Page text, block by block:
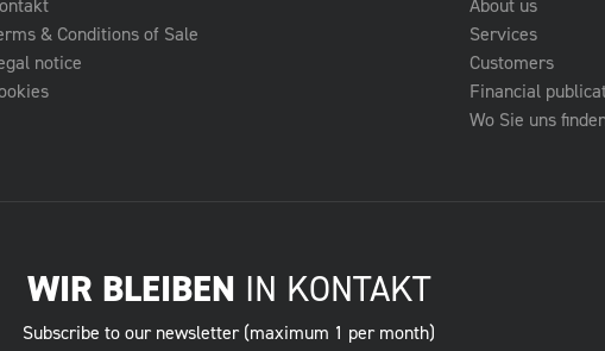
& Conditions of Sale
notice
About us
Services
Customers
Financial
Wo Sie uns
WIR BLEIBEN IN KONTAKT
Subscribe to our newsletter (maximum 1 per month)